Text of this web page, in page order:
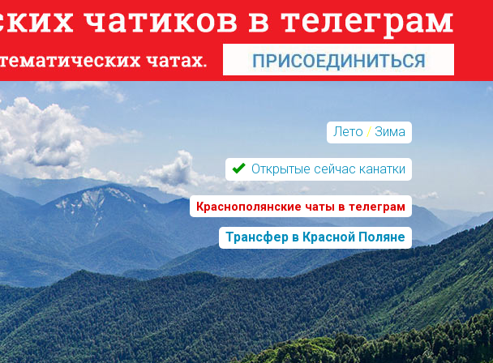
Лето / Зима
Открытые сейчас канатки
Краснополянские чаты в телеграм
Трансфер в Красной Поляне